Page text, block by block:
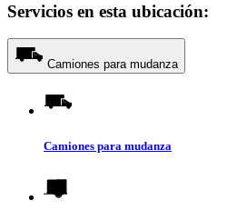
Servicios en esta ubicación:
Camiones para mudanza
Camiones para mudanza